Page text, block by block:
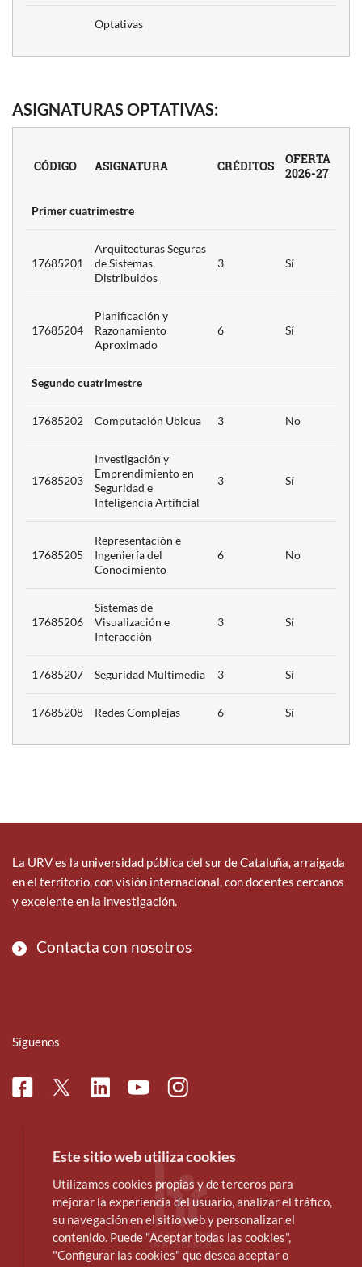
Optativas
ASIGNATURAS OPTATIVAS:
CÓDIGO ASIGNATURA CRÉDITOS
OFERTA
2026-27
Primer cuatrimestre
17685201
Arquitecturas Seguras
de Sistemas
Distribuidos
3 Sí
17685204
Planificación y
Razonamiento
Aproximado
6 Sí
Segundo cuatrimestre
17685202 Computación Ubicua 3 No
17685203
Investigación y
Emprendimiento en
Seguridad e
Inteligencia Artificial
3 Sí
17685205
Representación e
Ingeniería del
Conocimiento
6 No
17685206
Sistemas de
Visualización e
Interacción
3 Sí
17685207 Seguridad Multimedia 3 Sí
17685208 Redes Complejas 6 Sí
4.5
La URV es la universidad pública del sur de Cataluña, arraigada
en el territorio, con visión internacional, con docentes cercanos
y excelente en la investigación.
Contacta con nosotros
Síguenos
FacebookTwitterLinkedinYoutubeInstagram
Este sitio web utiliza cookies
Utilizamos cookies propias y de terceros para
mejorar la experiencia del usuario, analizar el tráfico,
su navegación en el sitio web y personalizar el
contenido. Puede "Aceptar todas las cookies",
"Configurar las cookies" que desea aceptar o